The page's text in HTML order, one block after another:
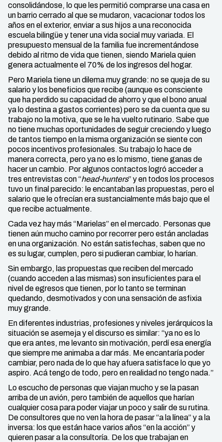
consolidándose, lo que les permitió comprarse una casa en
un barrio cerrado al que se mudaron, vacacionar todos los
años en el exterior, enviar a sus hijos a una reconocida
escuela bilingüe y tener una vida social muy variada. El
presupuesto mensual de la familia fue incrementándose
debido al ritmo de vida que tienen, siendo Mariela quien
genera actualmente el 70% de los ingresos del hogar.
Pero Mariela tiene un dilema muy grande: no se queja de su
salario y los beneficios que recibe (aunque es consciente
que ha perdido su capacidad de ahorro y que el bono anual
ya lo destina a gastos corrientes) pero se da cuenta que su
trabajo no la motiva, que se le ha vuelto rutinario. Sabe que
no tiene muchas oportunidades de seguir creciendo y luego
de tantos tiempo en la misma organización se siente con
pocos incentivos profesionales. Su trabajo lo hace de
manera correcta, pero ya no es lo mismo, tiene ganas de
hacer un cambio. Por algunos contactos logró acceder a
tres entrevistas con “head-hunters” y en todos los procesos
tuvo un final parecido: le encantaban las propuestas, pero el
salario que le ofrecían era sustancialmente más bajo que el
que recibe actualmente.
Cada vez hay más “Marielas” en el mercado. Personas que
tienen aún mucho camino por recorrer pero están ancladas
en una organización. No están satisfechas, saben que no
es su lugar, cumplen, pero si pudieran cambiar, lo harían.
Sin embargo, las propuestas que reciben del mercado
(cuando acceden a las mismas) son insuficientes para el
nivel de egresos que tienen, por lo tanto se terminan
quedando, desmotivados y con una sensación de asfixia
muy grande.
En diferentes industrias, profesiones y niveles jerárquicos la
situación se asemeja y el discurso es similar: “ya no es lo
que era antes, me levanto sin motivación, perdí esa energía
que siempre me animaba a dar más. Me encantaría poder
cambiar, pero nada de lo que hay afuera satisface lo que yo
aspiro. Acá tengo de todo, pero en realidad no tengo nada.”
Lo escucho de personas que viajan mucho y se la pasan
arriba de un avión, pero también de aquellos que harían
cualquier cosa para poder viajar un poco y salir de su rutina.
De consultores que no ven la hora de pasar “a la línea” y a la
inversa: los que están hace varios años “en la acción” y
quieren pasar a la consultoría. De los que trabajan en